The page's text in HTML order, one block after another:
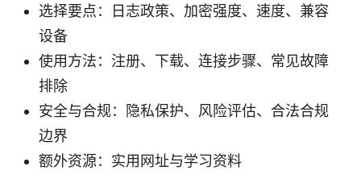
选择要点：日志政策、加密强度、速度、兼容
设备
使用方法：注册、下载、连接步骤、常见故障
排除
安全与合规：隐私保护、风险评估、合法合规
边界
额外资源：实用网址与学习资料